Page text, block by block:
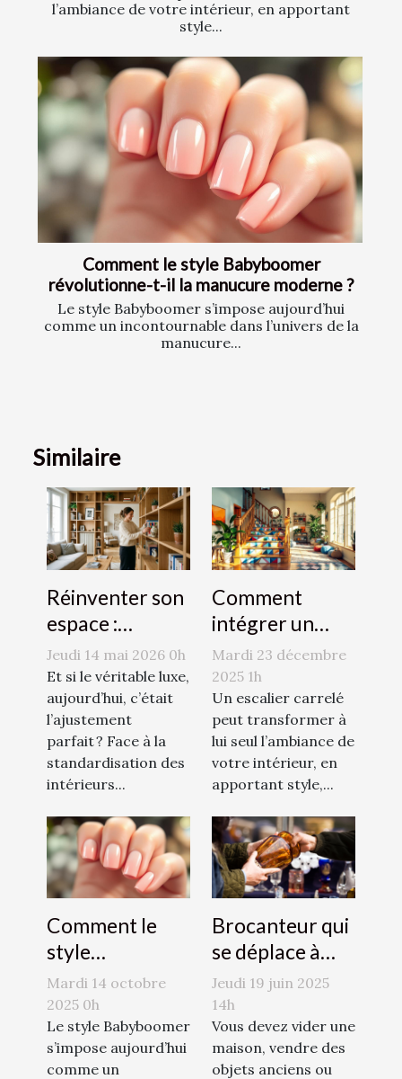
l’ambiance de votre intérieur, en apportant
style...
Comment le style Babyboomer
révolutionne-t-il la manucure moderne ?
Le style Babyboomer s’impose aujourd’hui
comme un incontournable dans l’univers de la
manucure...
Similaire
Réinventer son
espace :
l’audace du sur-
mesure en
décoration
d’intérieur
Jeudi 14 mai 2026 0h
Et si le véritable luxe,
aujourd’hui, c’était
l’ajustement
parfait ? Face à la
standardisation des
intérieurs...
Comment
intégrer un
escalier carrelé
dans votre
décoration
intérieure ?
Mardi 23 décembre
2025 1h
Un escalier carrelé
peut transformer à
lui seul l’ambiance de
votre intérieur, en
apportant style,...
Comment le
style
Babyboomer
révolutionne-t-
il la manucure
moderne ?
Mardi 14 octobre
2025 0h
Le style Babyboomer
s’impose aujourd’hui
comme un
Brocanteur qui
se déplace à
domicile : Jessy
Jeulin, le bon
contact à avoir
!
Jeudi 19 juin 2025
14h
Vous devez vider une
maison, vendre des
objets anciens ou